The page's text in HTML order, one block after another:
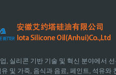
, 실리콘 기반 기술 및 혁신 분야에서
및 가죽, 음식과 음료, 페인트, 석유